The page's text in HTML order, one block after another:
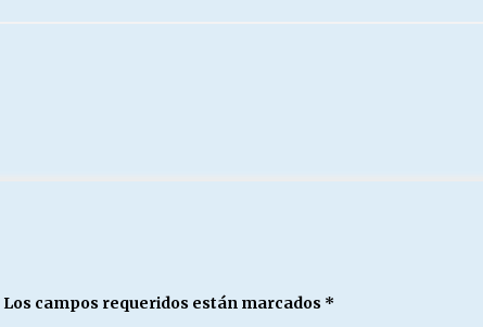
Los campos requeridos están marcados *